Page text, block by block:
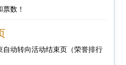
数！
动转向活动结束页（荣誉排行